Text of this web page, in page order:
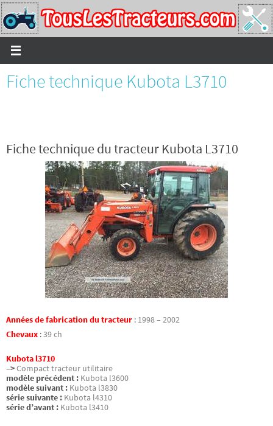
Passer
vers
le
contenu
Fiche technique Kubota L3710
Fiche technique du tracteur Kubota L3710
Années de fabrication du tracteur : 1998 – 2002
Chevaux :39 ch
Kubota l3710
–>Compact tracteur utilitaire
modèle précédent : Kubota l3600
modèle suivant : Kubota l3830
série suivante : Kubota l4310
série d’avant : Kubota l3410